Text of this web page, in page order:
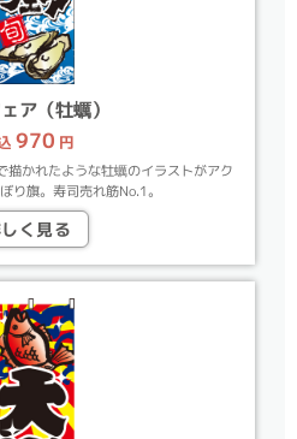
ア（牡蠣）
970 円
描かれたような牡蠣のイラストがアク
り旗。寿司売れ筋No.1。
く見る